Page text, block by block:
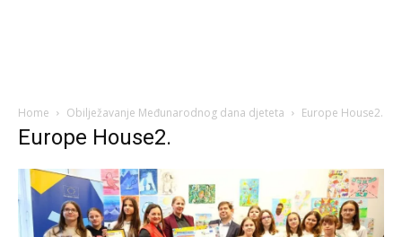
Home Obilježavanje Međunarodnog dana djeteta Europe House2.
Europe House2.